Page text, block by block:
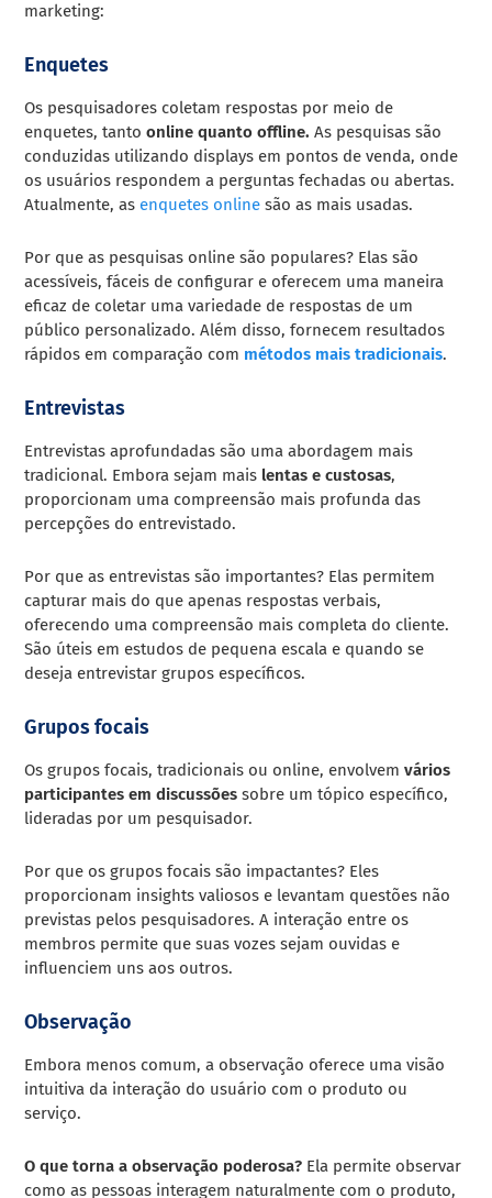
marketing:
Enquetes
Os pesquisadores coletam respostas por meio de
enquetes, tanto online quanto offline. As pesquisas são
conduzidas utilizando displays em pontos de venda, onde
os usuários respondem a perguntas fechadas ou abertas.
Atualmente, as enquetes onlinesão as mais usadas.
Por que as pesquisas online são populares? Elas são
acessíveis, fáceis de configurar e oferecem uma maneira
eficaz de coletar uma variedade de respostas de um
público personalizado. Além disso, fornecem resultados
rápidos em comparação com métodos mais tradicionais.
Entrevistas
Entrevistas aprofundadas são uma abordagem mais
tradicional. Embora sejam mais lentas e custosas,
proporcionam uma compreensão mais profunda das
percepções do entrevistado.
Por que as entrevistas são importantes? Elas permitem
capturar mais do que apenas respostas verbais,
oferecendo uma compreensão mais completa do cliente.
São úteis em estudos de pequena escala e quando se
deseja entrevistar grupos específicos.
Grupos focais
Os grupos focais, tradicionais ou online, envolvem vários
participantes em discussõessobre um tópico específico,
lideradas por um pesquisador.
Por que os grupos focais são impactantes? Eles
proporcionam insights valiosos e levantam questões não
previstas pelos pesquisadores. A interação entre os
membros permite que suas vozes sejam ouvidas e
influenciem uns aos outros.
Observação
Embora menos comum, a observação oferece uma visão
intuitiva da interação do usuário com o produto ou
serviço.
O que torna a observação poderosa? Ela permite observar
como as pessoas interagem naturalmente com o produto,